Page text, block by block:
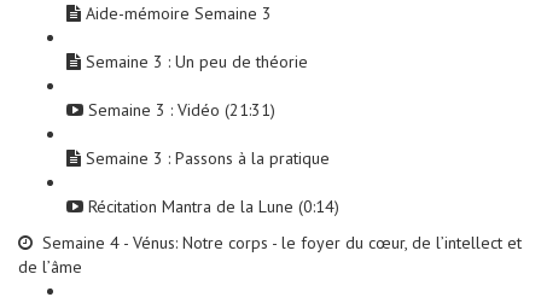
Aide-mémoire Semaine 3
Semaine 3 : Un peu de théorie
Semaine 3 : Vidéo (21:31)
Semaine 3 : Passons à la pratique
Récitation Mantra de la Lune (0:14)
Semaine 4 - Vénus: Notre corps - le foyer du cœur, de l’intellect et
de l’âme